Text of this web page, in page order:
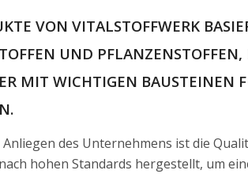
VON VITALSTOFFWERK
UND
MIT WICHTIGEN BAUSTEINEN
Anliegen des Unternehmens ist die
hohen Standards hergestellt, um